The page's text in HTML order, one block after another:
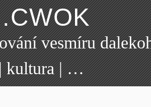
vesmíru
kultura | …